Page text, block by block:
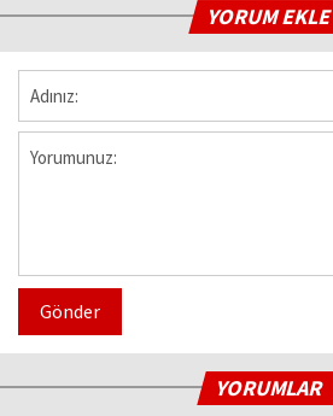
YORUM EKLE
Gönder
YORUMLAR